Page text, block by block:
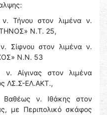
Τήνου στον λιμένα ν.
Ν.Τ. 25,
Σίφνου στον λιμένα ν.
Ν.Ν. 53
Αίγινας στον λιμένα
ΛΣ.Σ-ΕΛ.ΑΚΤ.,
Βαθέως ν. Ιθάκης στον
με Περιπολικό σκάφος